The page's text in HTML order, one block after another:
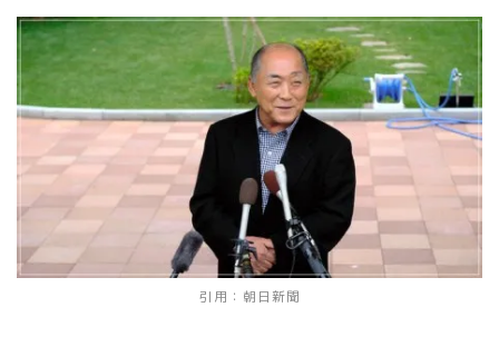
引用： 朝日新聞